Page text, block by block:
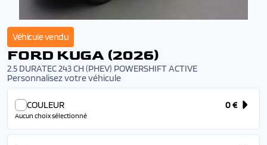
Véhicule vendu
FORD KUGA (2026)
2.5 DURATEC 243 CH (PHEV) POWERSHIFT ACTIVE
Personnalisez votre véhicule
COULEUR 0 €
Aucun choix sélectionné